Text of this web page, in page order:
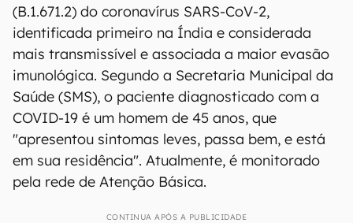
(B.1.671.2) do coronavírus SARS-CoV-2,
identificada primeiro na Índia e considerada
mais transmissível e associada a maior evasão
imunológica. Segundo a Secretaria Municipal da
Saúde (SMS), o paciente diagnosticado com a
COVID-19 é um homem de 45 anos, que
"apresentou sintomas leves, passa bem, e está
em sua residência". Atualmente, é monitorado
pela rede de Atenção Básica.
CONTINUA APÓS A PUBLICIDADE